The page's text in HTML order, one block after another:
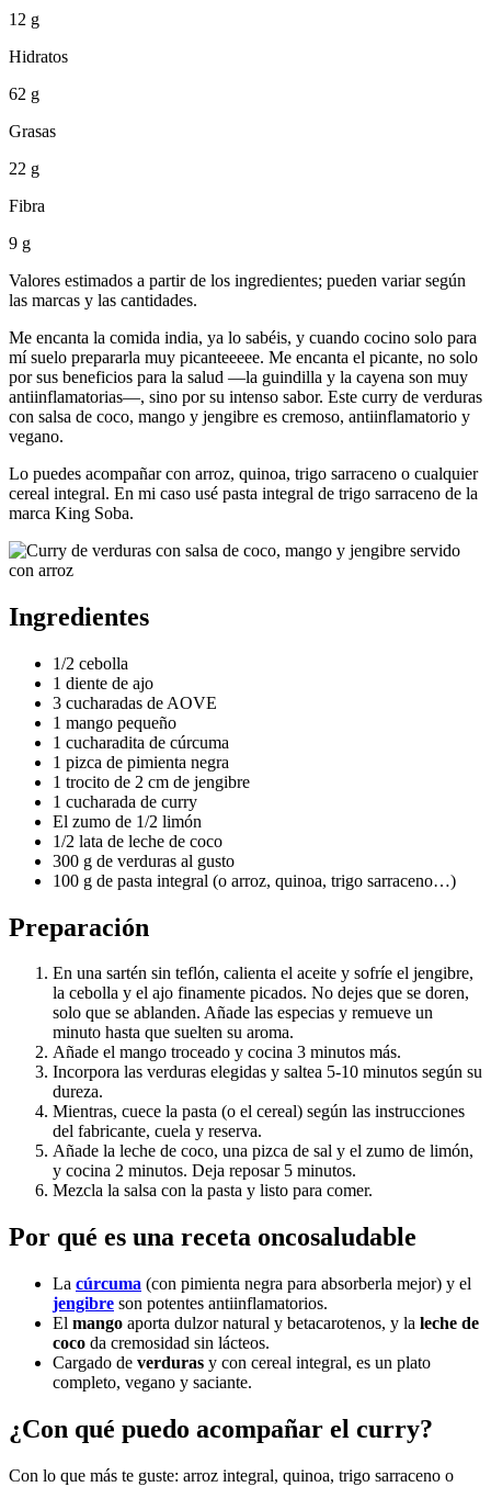
12 g
Hidratos
62 g
Grasas
22 g
Fibra
9 g
Valores estimados a partir de los ingredientes; pueden variar según
las marcas y las cantidades.
Me encanta la comida india, ya lo sabéis, y cuando cocino solo para
mí suelo prepararla muy picanteeeee. Me encanta el picante, no solo
por sus beneficios para la salud —la guindilla y la cayena son muy
antiinflamatorias—, sino por su intenso sabor. Este curry de verduras
con salsa de coco, mango y jengibre es cremoso, antiinflamatorio y
vegano.
Lo puedes acompañar con arroz, quinoa, trigo sarraceno o cualquier
cereal integral. En mi caso usé pasta integral de trigo sarraceno de la
marca King Soba.
Ingredientes
1/2 cebolla
1 diente de ajo
3 cucharadas de AOVE
1 mango pequeño
1 cucharadita de cúrcuma
1 pizca de pimienta negra
1 trocito de 2 cm de jengibre
1 cucharada de curry
El zumo de 1/2 limón
1/2 lata de leche de coco
300 g de verduras al gusto
100 g de pasta integral (o arroz, quinoa, trigo sarraceno…)
Preparación
En una sartén sin teflón, calienta el aceite y sofríe el jengibre,
la cebolla y el ajo finamente picados. No dejes que se doren,
solo que se ablanden. Añade las especias y remueve un
minuto hasta que suelten su aroma.
Añade el mango troceado y cocina 3 minutos más.
Incorpora las verduras elegidas y saltea 5-10 minutos según su
dureza.
Mientras, cuece la pasta (o el cereal) según las instrucciones
del fabricante, cuela y reserva.
Añade la leche de coco, una pizca de sal y el zumo de limón,
y cocina 2 minutos. Deja reposar 5 minutos.
Mezcla la salsa con la pasta y listo para comer.
Por qué es una receta oncosaludable
La cúrcuma (con pimienta negra para absorberla mejor) y el
jengibre son potentes antiinflamatorios.
El mango aporta dulzor natural y betacarotenos, y la leche de
coco da cremosidad sin lácteos.
Cargado de verduras y con cereal integral, es un plato
completo, vegano y saciante.
¿Con qué puedo acompañar el curry?
Con lo que más te guste: arroz integral, quinoa, trigo sarraceno o